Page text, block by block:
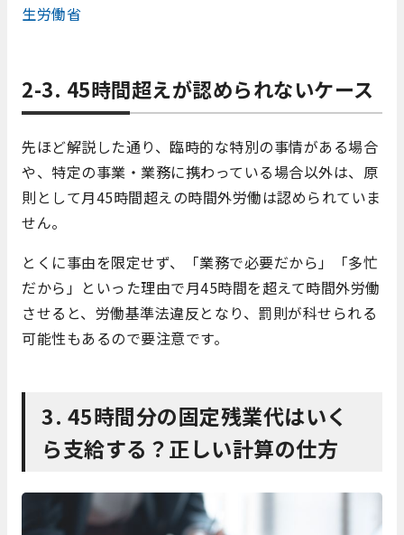
生労働省
2-3. 45時間超えが認められないケース
先ほど解説した通り、臨時的な特別の事情がある場合
や、特定の事業・業務に携わっている場合以外は、原
則として月45時間超えの時間外労働は認められていま
せん。
とくに事由を限定せず、「業務で必要だから」「多忙
だから」といった理由で月45時間を超えて時間外労働
させると、労働基準法違反となり、罰則が科せられる
可能性もあるので要注意です。
3. 45時間分の固定残業代はいく
ら支給する？正しい計算の仕方